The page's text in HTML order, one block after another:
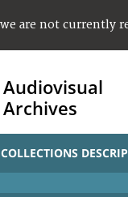
are not currently
Audiovisual
Archives
COLLECTIONS